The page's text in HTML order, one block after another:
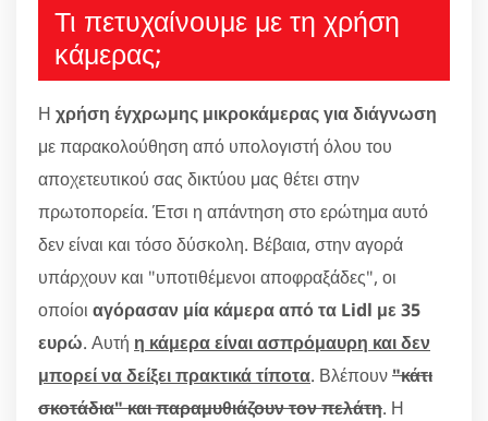
Τι πετυχαίνουμε με τη χρήση
κάμερας;
Η χρήση έγχρωμης μικροκάμερας για διάγνωση
με παρακολούθηση από υπολογιστή όλου του
αποχετευτικού σας δικτύου μας θέτει στην
πρωτοπορεία. Έτσι η απάντηση στο ερώτημα αυτό
δεν είναι και τόσο δύσκολη. Βέβαια, στην αγορά
υπάρχουν και "υποτιθέμενοι αποφραξάδες", οι
οποίοι αγόρασαν μία κάμερα από τα Lidl με 35
ευρώ. Αυτή η κάμερα είναι ασπρόμαυρη και δεν
μπορεί να δείξει πρακτικά τίποτα. Βλέπουν"κάτι
σκοτάδια" και παραμυθιάζουν τον πελάτη. Η